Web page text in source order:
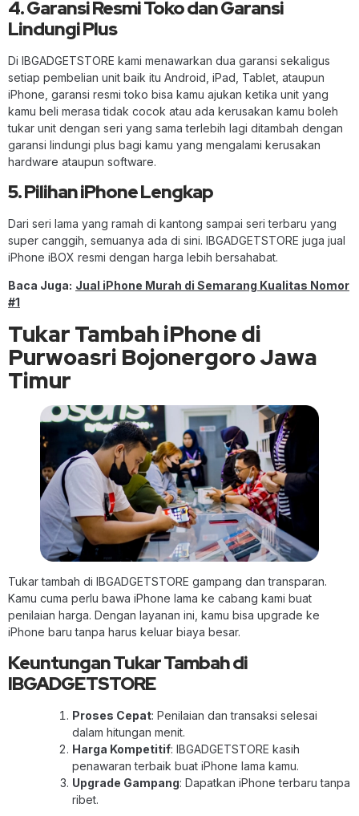
4. Garansi Resmi Toko dan Garansi
Lindungi Plus
Di IBGADGETSTORE kami menawarkan dua garansi sekaligus
setiap pembelian unit baik itu Android, iPad, Tablet, ataupun
iPhone, garansi resmi toko bisa kamu ajukan ketika unit yang
kamu beli merasa tidak cocok atau ada kerusakan kamu boleh
tukar unit dengan seri yang sama terlebih lagi ditambah dengan
garansi lindungi plus bagi kamu yang mengalami kerusakan
hardware ataupun software.
5. Pilihan iPhone Lengkap
Dari seri lama yang ramah di kantong sampai seri terbaru yang
super canggih, semuanya ada di sini. IBGADGETSTORE juga jual
iPhone iBOX resmi dengan harga lebih bersahabat.
Baca Juga: Jual iPhone Murah di Semarang Kualitas Nomor
#1
Tukar Tambah iPhone di
Purwoasri Bojonergoro Jawa
Timur
Tukar tambah di IBGADGETSTORE gampang dan transparan.
Kamu cuma perlu bawa iPhone lama ke cabang kami buat
penilaian harga. Dengan layanan ini, kamu bisa upgrade ke
iPhone baru tanpa harus keluar biaya besar.
Keuntungan Tukar Tambah di
IBGADGETSTORE
Proses Cepat: Penilaian dan transaksi selesai
dalam hitungan menit.
Harga Kompetitif: IBGADGETSTORE kasih
penawaran terbaik buat iPhone lama kamu.
Upgrade Gampang: Dapatkan iPhone terbaru tanpa
ribet.